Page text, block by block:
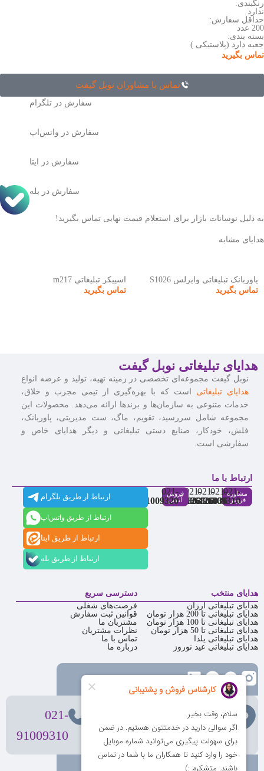
رنگبندی:
ندارد
حداقل سفارش:
200 عدد
بسته بندی:
جعبه دارد (پلاستیکی )
تماس بگیرید
تماس با مشاوران نوبل گیفت
سفارش در تلگرام
سفارش در واتس‌اپ
سفارش در ایتا
سفارش در بله
به دلیل نوسانات بازار برای استعلام قیمت نهایی تماس بگیرید!
هدایای مشابه
پاوربانک تبلیغاتی وایرلس S1026
تماس بگیرید
اسپیکر تبلیغاتی m217
تماس بگیرید
هدایای تبلیغاتی نوبل گیفت
نوبل گیفت مجموعه‌ای تخصصی در زمینه تهیه، تولید و عرضه انواع
هدایای تبلیغاتی است که با بهره‌گیری از تیمی مجرب و خلاق،
خدمات متنوعی به سازمان‌ها و برندها ارائه می‌دهد. محصولات این
مجموعه شامل سررسید، تقویم، ماگ، ست مدیریتی، پاوربانک،
فلش، خودکار، صنایع دستی تبلیغاتی و دیگر هدایای خاص و
سفارشی است.
ارتباط با ما
مشاوره
فروش
021-
91009310
021-
86126036
021-
86126506
021-
88537803
فروش
آنلاین
021-
91009320
ارتباط از طریق تلگرام
ارتباط از طریق واتس‌اپ
ارتباط از طریق ایتا
ارتباط از طریق بله
هدایای منتخب
هدایای تبلیغاتی ارزان
هدایای تبلیغاتی تا 200 هزار تومان
هدایای تبلیغاتی تا 100 هزار تومان
هدایای تبلیغاتی تا 50 هزار تومان
هدایای تبلیغاتی یلدا
هدایای تبلیغاتی عید نوروز
دسترسی سریع
فرصت‌های شغلی
قوانین ثبت سفارش
مشتریان ما
نظرات مشتریان
تماس با ما
درباره ما
تهران، ولیعصر، بالاتر از بهشتی،
بن‌بست پردیس، پلاک 12
021-
91009310